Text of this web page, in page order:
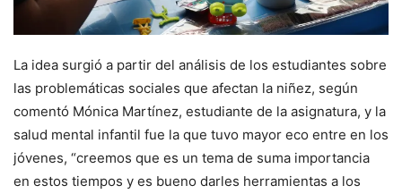
La idea surgió a partir del análisis de los estudiantes sobre
las problemáticas sociales que afectan la niñez, según
comentó Mónica Martínez, estudiante de la asignatura, y la
salud mental infantil fue la que tuvo mayor eco entre en los
jóvenes, “creemos que es un tema de suma importancia
en estos tiempos y es bueno darles herramientas a los